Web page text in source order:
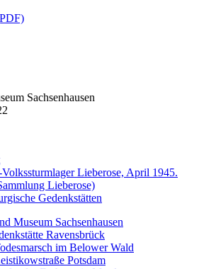
Sachsenhausen
Museum Sachsenhausen
Ravensbrück
im Belower Wald
Potsdam